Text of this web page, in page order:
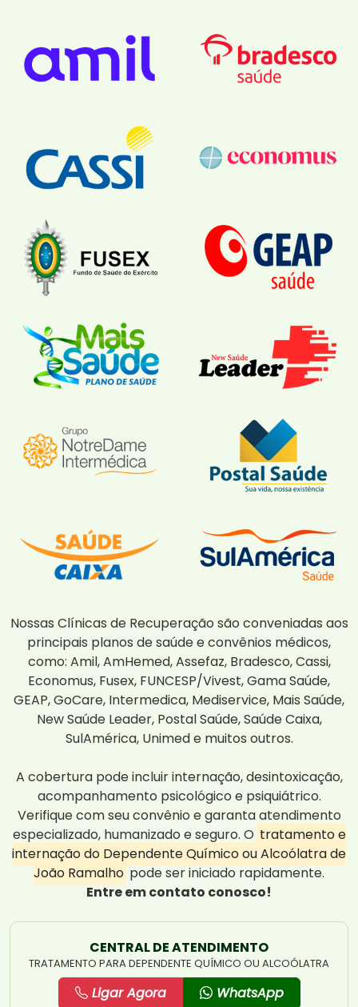
Nossas Clínicas de Recuperação são conveniadas aos
principais planos de saúde e convênios médicos,
como: Amil, AmHemed, Assefaz, Bradesco, Cassi,
Economus, Fusex, FUNCESP/Vivest, Gama Saúde,
GEAP, GoCare, Intermedica, Mediservice, Mais Saúde,
New Saúde Leader, Postal Saúde, Saúde Caixa,
SulAmérica, Unimed e muitos outros.
A cobertura pode incluir internação, desintoxicação,
acompanhamento psicológico e psiquiátrico.
Verifique com seu convênio e garanta atendimento
especializado, humanizado e seguro. O tratamento e
internação do Dependente Químico ou Alcoólatra de
João Ramalho pode ser iniciado rapidamente.
Entre em contato conosco!
CENTRAL DE ATENDIMENTO
TRATAMENTO PARA DEPENDENTE QUÍMICO OU ALCOÓLATRA
Ligar Agora WhatsApp